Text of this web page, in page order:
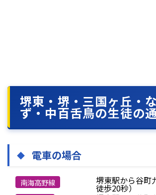
堺東・堺・三国ヶ丘・
ず・中百舌鳥の生徒の
電車の場合
南海高野線 堺東駅から谷町
徒歩20秒）